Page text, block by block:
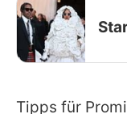
Tipps für